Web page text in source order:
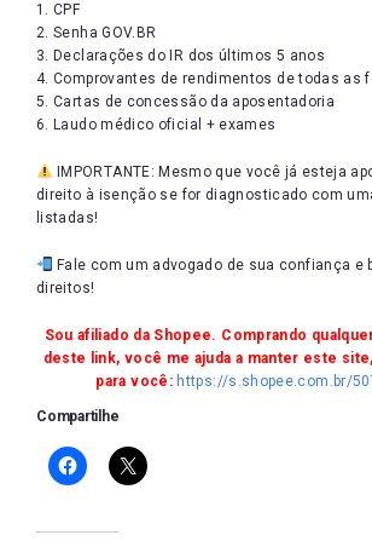
1. CPF
2. Senha GOV.BR
3. Declarações do IR dos últimos 5 anos
4. Comprovantes de rendimentos de todas as
5. Cartas de concessão da aposentadoria
6. Laudo médico oficial + exames
IMPORTANTE: Mesmo que você já esteja
direito à isenção se for diagnosticado com
listadas!
Fale com um advogado de sua confiança e
direitos!
Sou afiliado da Shopee. Comprando
deste link, você me ajuda a manter este
para você: https://s.shopee.com.br/
Compartilhe